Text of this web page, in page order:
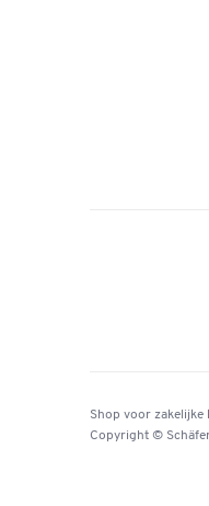
Shop voor zakelijke
Copyright ©